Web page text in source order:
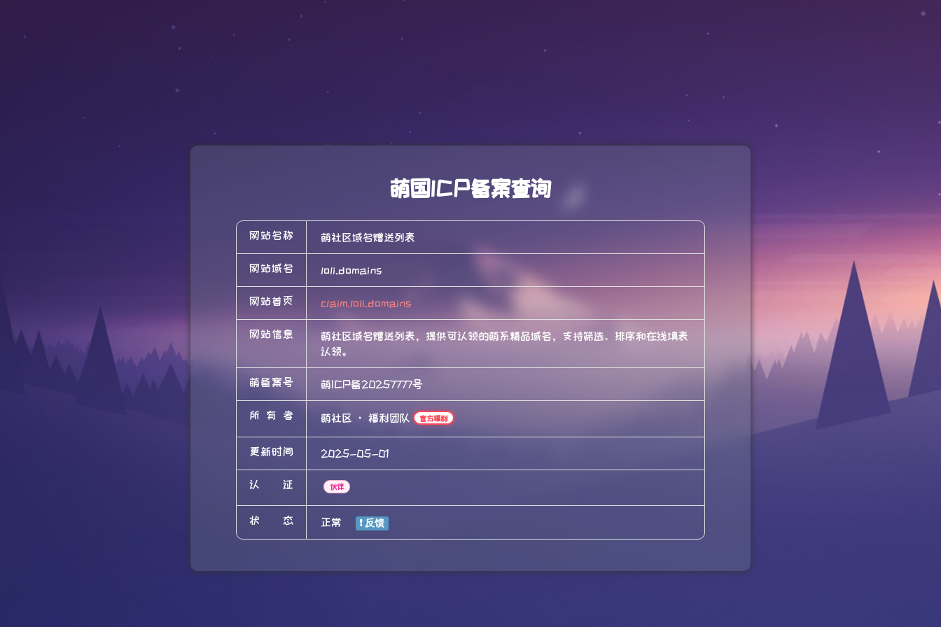
萌国ICP备案查询
网站名称 萌社区域名赠送列表
网站域名 loli.domains
网站首页 claim.loli.domains
网站信息
萌社区域名赠送列表，提供可认领的萌系精品域名，支持筛选、排序和在线填表
认领。
萌备案号 萌ICP备20257777号
所有者 萌社区 · 福利团队 官方福利
更新时间 2025-05-01
认证 伙伴
状态 正常